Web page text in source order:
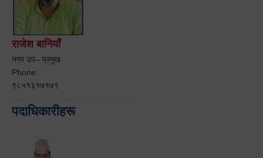
राजेश बानियाँ
नगर उप– प्रमुख
Phone:
९८५१३१७१७९
पदाधिकारीहरू